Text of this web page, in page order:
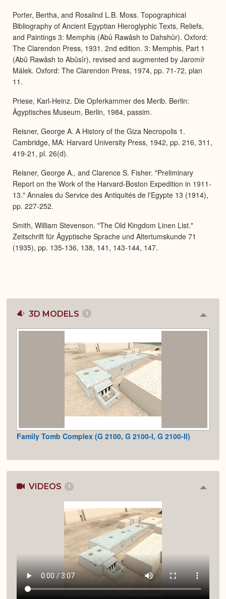
Porter, Bertha, and Rosalind L.B. Moss. Topographical
Bibliography of Ancient Egyptian Hieroglyphic Texts, Reliefs,
and Paintings 3: Memphis (Abû Rawâsh to Dahshûr). Oxford:
The Clarendon Press, 1931. 2nd edition. 3: Memphis, Part 1
(Abû Rawâsh to Abûsîr), revised and augmented by Jaromír
Málek. Oxford: The Clarendon Press, 1974, pp. 71-72, plan
11.
Priese, Karl-Heinz. Die Opferkammer des Merib. Berlin:
Ägyptisches Museum, Berlin, 1984, passim.
Reisner, George A. A History of the Giza Necropolis 1.
Cambridge, MA: Harvard University Press, 1942, pp. 216, 311,
419-21, pl. 26(d).
Reisner, George A., and Clarence S. Fisher. "Preliminary
Report on the Work of the Harvard-Boston Expedition in 1911-
13." Annales du Service des Antiquités de l'Egypte 13 (1914),
pp. 227-252.
Smith, William Stevenson. "The Old Kingdom Linen List."
Zeitschrift für Ägyptische Sprache und Altertumskunde 71
(1935), pp. 135-136, 138, 141, 143-144, 147.
3D MODELS 1
or
Family Tomb Complex (G 2100, G 2100-I, G 2100-II)
VIDEOS 1